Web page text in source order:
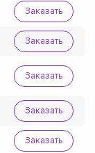
Заказать
Заказать
Заказать
Заказать
Заказать